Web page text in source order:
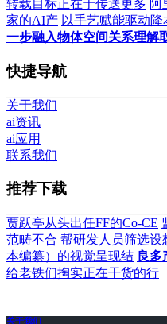
转载目标正在于传送更多 阿
家的AI产 以手艺赋能驱动降
一步融入物体空间关系理解
快捷导航
关于我们
ai资讯
ai应用
联系我们
推荐下载
贾跃亭从头出任FF的Co-CE
范畴不合 帮研发人员筛选设
本编纂）的视觉呈现结 良
给老铁们掏实正在干货的行
关于我们